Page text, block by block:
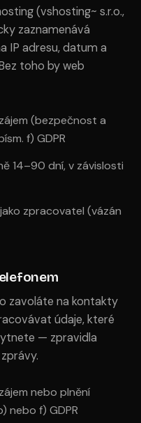
(vshosting~ s.r.o.,
zaznamenává
IP adresu, datum a
toho by web
(bezpečnost a
f) GDPR
14–90 dní, v závislosti
zpracovatel (vázán
zavoláte na kontakty
údaje, které
— zpravidla
nebo plnění
nebo f) GDPR